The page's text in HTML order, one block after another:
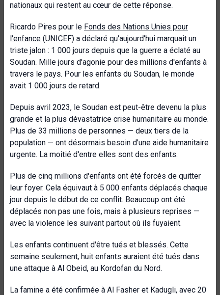
nationaux qui restent au cœur de cette réponse.
Ricardo Pires pour le Fonds des Nations Unies pour
l'enfance (UNICEF) a déclaré qu'aujourd'hui marquait un
triste jalon : 1 000 jours depuis que la guerre a éclaté au
Soudan. Mille jours d'agonie pour des millions d'enfants à
travers le pays. Pour les enfants du Soudan, le monde
avait 1 000 jours de retard.
Depuis avril 2023, le Soudan est peut-être devenu la plus
grande et la plus dévastatrice crise humanitaire au monde.
Plus de 33 millions de personnes — deux tiers de la
population — ont désormais besoin d'une aide humanitaire
urgente. La moitié d'entre elles sont des enfants.
Plus de cinq millions d'enfants ont été forcés de quitter
leur foyer. Cela équivaut à 5 000 enfants déplacés chaque
jour depuis le début de ce conflit. Beaucoup ont été
déplacés non pas une fois, mais à plusieurs reprises —
avec la violence les suivant partout où ils fuyaient.
Les enfants continuent d'être tués et blessés. Cette
semaine seulement, huit enfants auraient été tués dans
une attaque à Al Obeid, au Kordofan du Nord.
La famine a été confirmée à Al Fasher et Kadugli, avec 20